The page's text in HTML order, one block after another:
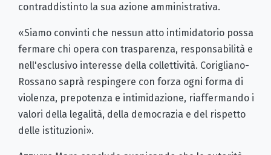
contraddistinto la sua azione amministrativa.
«Siamo convinti che nessun atto intimidatorio possa
fermare chi opera con trasparenza, responsabilità e
nell'esclusivo interesse della collettività. Corigliano-
Rossano saprà respingere con forza ogni forma di
violenza, prepotenza e intimidazione, riaffermando i
valori della legalità, della democrazia e del rispetto
delle istituzioni».